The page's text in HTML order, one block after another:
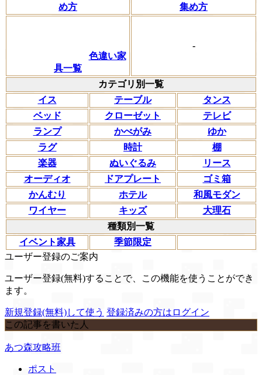
め方
集め方
色違い家
具一覧
-
カテゴリ別一覧
イス
テーブル
タンス
ベッド
クローゼット
テレビ
ランプ
かべがみ
ゆか
ラグ
時計
棚
楽器
ぬいぐるみ
リース
オーディオ
ドアプレート
ゴミ箱
かんむり
ホテル
和風モダン
ワイヤー
キッズ
大理石
種類別一覧
イベント家具
季節限定
ユーザー登録のご案内
ユーザー登録(無料)することで、この機能を使うことができ
ます。
新規登録(無料)して使う 登録済みの方はログイン
この記事を書いた人
あつ森攻略班
ポスト